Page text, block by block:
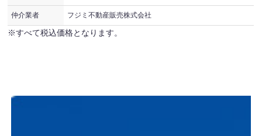
仲介業者 フジミ不動産販売株式会社
※すべて税込価格となります。